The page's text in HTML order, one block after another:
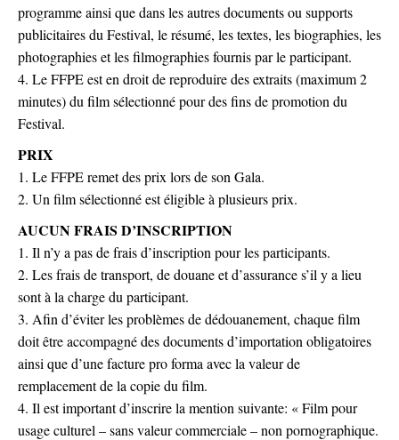
programme ainsi que dans les autres documents ou supports
publicitaires du Festival, le résumé, les textes, les biographies, les
photographies et les filmographies fournis par le participant.
4. Le FFPE est en droit de reproduire des extraits (maximum 2
minutes) du film sélectionné pour des fins de promotion du
Festival.
PRIX
1. Le FFPE remet des prix lors de son Gala.
2. Un film sélectionné est éligible à plusieurs prix.
AUCUN FRAIS D’INSCRIPTION
1. Il n’y a pas de frais d’inscription pour les participants.
2. Les frais de transport, de douane et d’assurance s’il y a lieu
sont à la charge du participant.
3. Afin d’éviter les problèmes de dédouanement, chaque film
doit être accompagné des documents d’importation obligatoires
ainsi que d’une facture pro forma avec la valeur de
remplacement de la copie du film.
4. Il est important d’inscrire la mention suivante: « Film pour
usage culturel – sans valeur commerciale – non pornographique.